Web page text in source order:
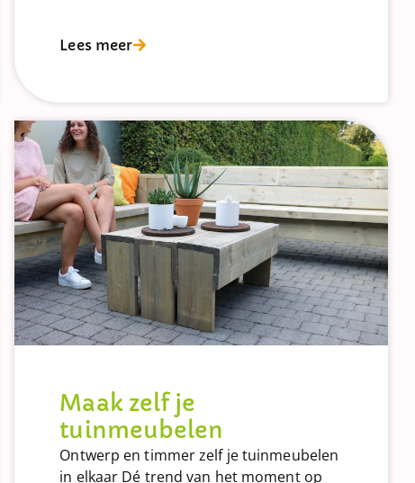
Lees meer
Maak zelf je
tuinmeubelen
Ontwerp en timmer zelf je tuinmeubelen
in elkaar Dé trend van het moment op